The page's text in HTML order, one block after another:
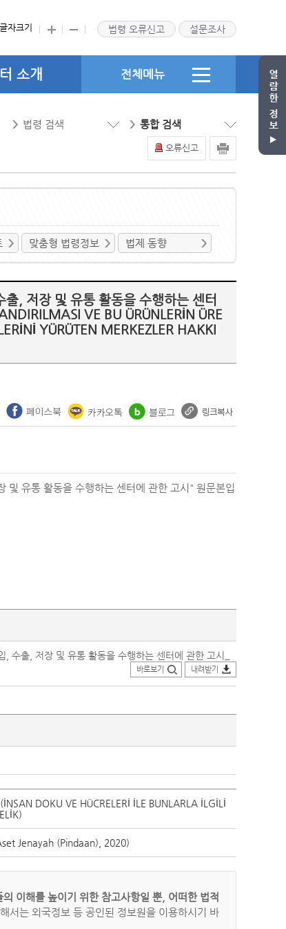
글자크기 법령 오류신고 설문조사
소개 전체메뉴
법령 검색 통합 검색
오류신고
맞춤형 법령정보 법제 동향
, 저장 및 유통 활동을 수행하는 센터
VE BU ÜRÜNLERİN ÜRE
YÜRÜTEN MERKEZLER HAKKI
및 유통 활동을 수행하는 센터에 관한 고시" 원문본입
수출, 저장 및 유통 활동을 수행하는 센터에 관한 고시_
바로보기 내려받기
DOKU VE HÜCRELERİ İLE BUNLARLA İLGİLİ
Jenayah (Pindaan), 2020​)
의 이해를 높이기 위한 참고사항일 뿐, 어떠한 법적
서는 외국정보 등 공인된 정보원을 이용하시기 바